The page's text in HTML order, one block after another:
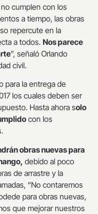
cumplen con los
a tiempo, las obras
repercute en la
a todos. Nos parece
”, señaló Orlando
civil.
para la entrega de
los cuales deben ser
Hasta ahora solo
con los
obras nuevas para
debido al poco
de arrastre y la
“No contaremos
para obras nuevas,
que mejorar nuestros